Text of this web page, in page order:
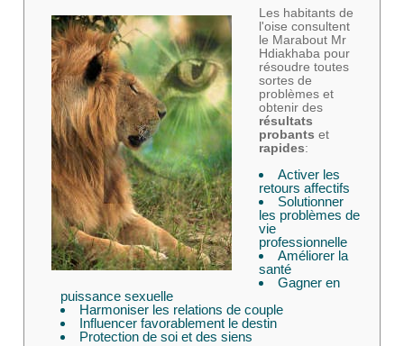
Les habitants de
l'oise consultent
le Marabout Mr
Hdiakhaba pour
résoudre toutes
sortes de
problèmes et
obtenir des
résultats
probants et
rapides:
Activer les
retours affectifs
Solutionner
les problèmes de
vie
professionnelle
Améliorer la
santé
Gagner en
puissance sexuelle
Harmoniser les relations de couple
Influencer favorablement le destin
Protection de soi et des siens